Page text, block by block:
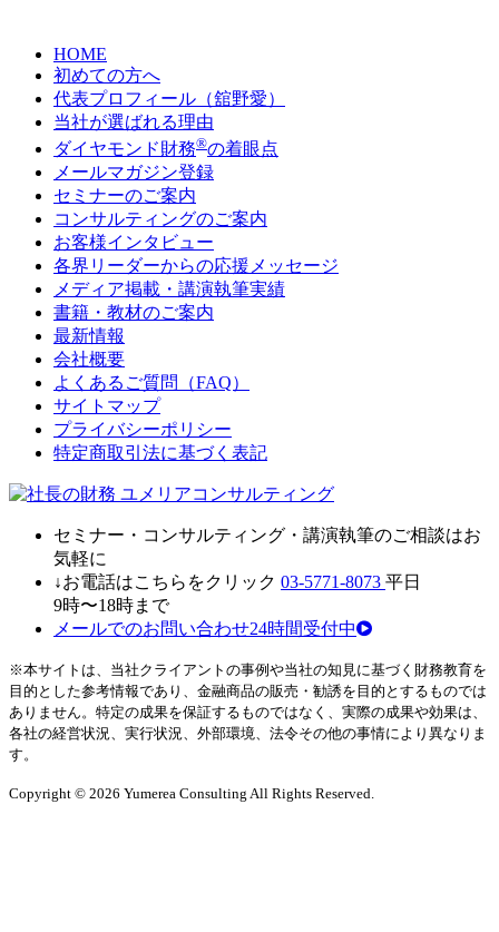
HOME
初めての方へ
代表プロフィール（舘野愛）
当社が選ばれる理由
ダイヤモンド財務®の着眼点
メールマガジン登録
セミナーのご案内
コンサルティングのご案内
お客様インタビュー
各界リーダーからの応援メッセージ
メディア掲載・講演執筆実績
書籍・教材のご案内
最新情報
会社概要
よくあるご質問（FAQ）
サイトマップ
プライバシーポリシー
特定商取引法に基づく表記
セミナー・ コンサルティング・ 講演執筆のご相談はお
気軽に
↓お電話はこちらをクリック 03-5771-8073 平日
9時〜18時まで
メールでのお問い合わせ24時間受付中
※本サイトは、当社クライアントの事例や当社の知見に基づく財務教育を
目的とした参考情報であり、金融商品の販売・勧誘を目的とするものでは
ありません。特定の成果を保証するものではなく、実際の成果や効果は、
各社の経営状況、実行状況、外部環境、法令その他の事情により異なりま
す。
Copyright © 2026 Yumerea Consulting All Rights Reserved.